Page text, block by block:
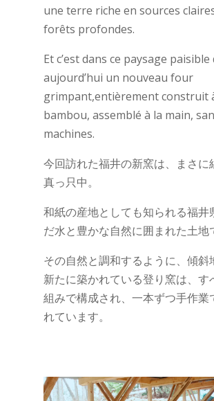
une terre riche en sources
forêts profondes.
Et c’est dans ce paysage
aujourd’hui un nouveau four
grimpant,entièrement construit
bambou, assemblé à la main,
machines.
今回訪れた福井の新窯は、まさに
真っ只中。
和紙の産地としても知られる福井
だ水と豊かな自然に囲まれた土地
その自然と調和するように、傾斜
新たに築かれている登り窯は、す
組みで構成され、一本ずつ手作業
れています。